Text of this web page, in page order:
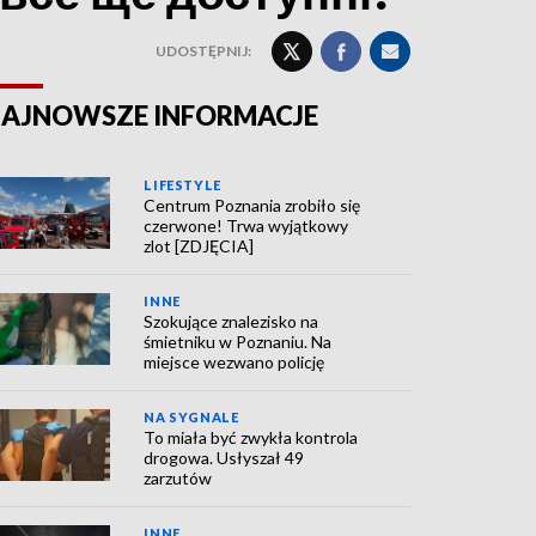
UDOSTĘPNIJ:
INFORMACJE
LIFESTYLE
Centrum Poznania zrobiło się
czerwone! Trwa wyjątkowy
zlot [ZDJĘCIA]
INNE
Szokujące znalezisko na
śmietniku w Poznaniu. Na
miejsce wezwano policję
NA SYGNALE
To miała być zwykła kontrola
drogowa. Usłyszał 49
zarzutów